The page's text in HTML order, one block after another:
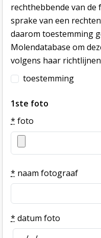
rechthebbende van
sprake van een
daarom toestemming
Molendatabase om
volgens haar
toestemming
1ste foto
* foto
* naam fotograaf
* datum foto